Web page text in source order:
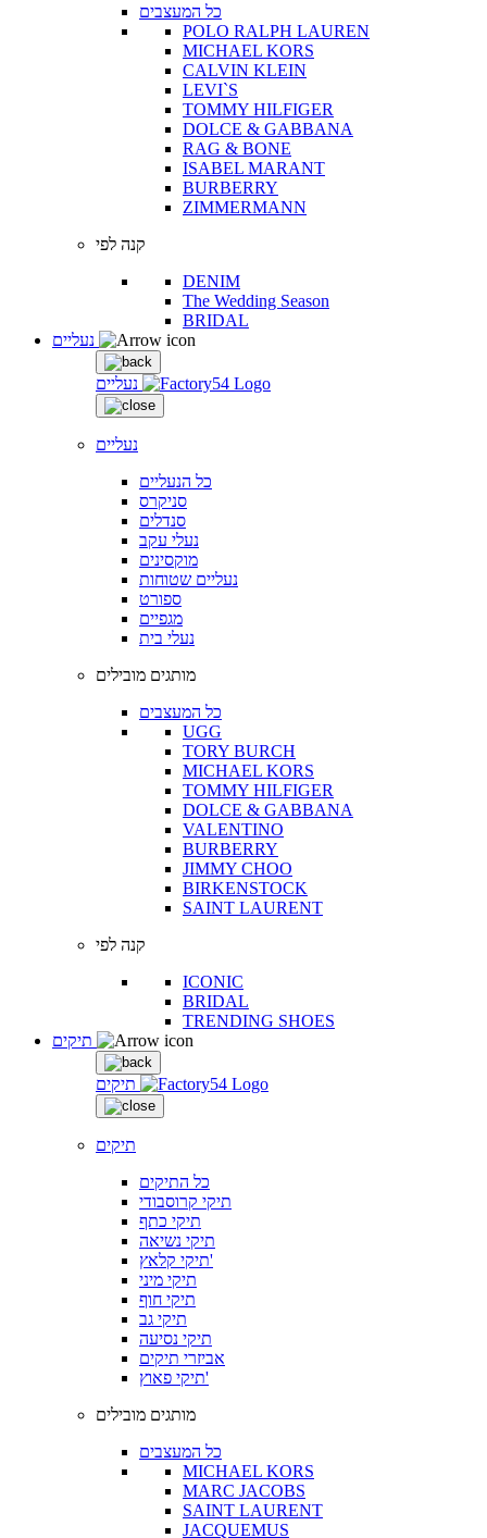
כל המעצבים
POLO RALPH LAUREN
MICHAEL KORS
CALVIN KLEIN
LEVI`S
TOMMY HILFIGER
DOLCE & GABBANA
RAG & BONE
ISABEL MARANT
BURBERRY
ZIMMERMANN
קנה לפי
DENIM
The Wedding Season
BRIDAL
נעליים
נעליים
כל הנעליים
סניקרס
סנדלים
נעלי עקב
מוקסינים
נעליים שטוחות
ספורט
מגפיים
נעלי בית
מותגים מובילים
כל המעצבים
UGG
TORY BURCH
MICHAEL KORS
TOMMY HILFIGER
DOLCE & GABBANA
VALENTINO
BURBERRY
JIMMY CHOO
BIRKENSTOCK
SAINT LAURENT
קנה לפי
ICONIC
BRIDAL
TRENDING SHOES
תיקים
תיקים
כל התיקים
תיקי קרוסבודי
תיקי כתף
תיקי נשיאה
תיקי קלאץ'
תיקי מיני
תיקי חוף
תיקי גב
תיקי נסיעה
אביזרי תיקים
תיקי פאוץ'
מותגים מובילים
כל המעצבים
MICHAEL KORS
MARC JACOBS
SAINT LAURENT
JACQUEMUS